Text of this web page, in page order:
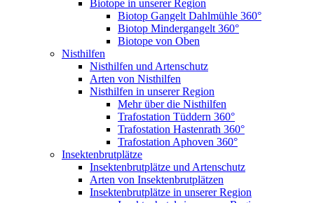
Biotope in unserer Region
Biotop Gangelt Dahlmühle 360°
Biotop Mindergangelt 360°
Biotope von Oben
Nisthilfen
Nisthilfen und Artenschutz
Arten von Nisthilfen
Nisthilfen in unserer Region
Mehr über die Nisthilfen
Trafostation Tüddern 360°
Trafostation Hastenrath 360°
Trafostation Aphoven 360°
Insektenbrutplätze
Insektenbrutplätze und Artenschutz
Arten von Insektenbrutplätzen
Insektenbrutplätze in unserer Region